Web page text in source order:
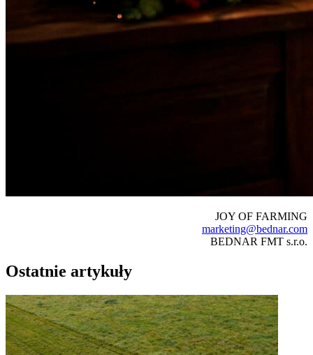
JOY OF FARMING
marketing@bednar.com
BEDNAR FMT s.r.o.
Ostatnie artykuły